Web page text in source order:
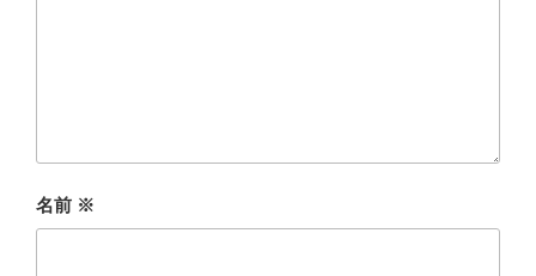
名前 ※